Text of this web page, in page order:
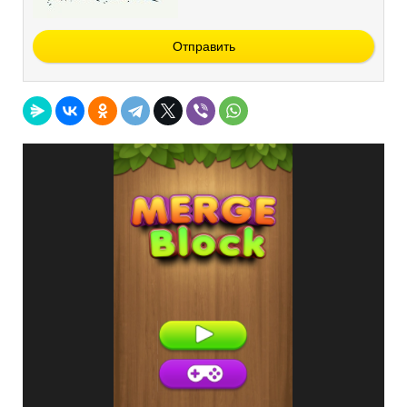
Отправить